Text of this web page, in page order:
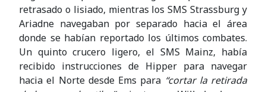
retrasado o lisiado, mientras los SMS Strassburg y
Ariadne navegaban por separado hacia el área
donde se habían reportado los últimos combates.
Un quinto crucero ligero, el SMS Mainz, había
recibido instrucciones de Hipper para navegar
hacia el Norte desde Ems para “cortar la retirada